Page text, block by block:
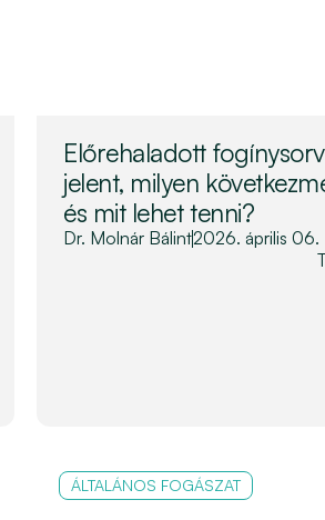
Előrehaladott
jelent, milyen
és mit lehet tenni?
Dr. Molnár Bálint2026. április 06.
ÁLTALÁNOS FOGÁSZAT